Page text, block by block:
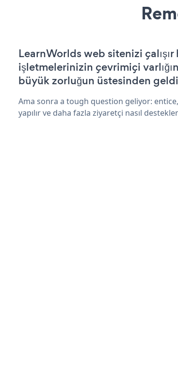
LearnWorlds web sitenizi
işletmelerinizin çevrimiçi
büyük zorluğun üstesinden
Ama sonra a tough question geliyor:
yapılır ve daha fazla ziyaretçi nasıl